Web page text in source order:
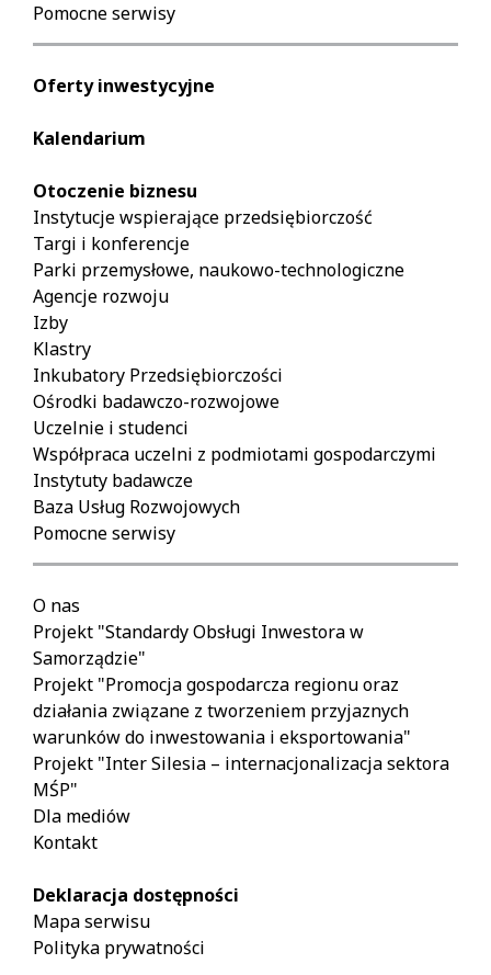
Pomocne serwisy
Oferty inwestycyjne
Kalendarium
Otoczenie biznesu
Instytucje wspierające przedsiębiorczość
Targi i konferencje
Parki przemysłowe, naukowo-technologiczne
Agencje rozwoju
Izby
Klastry
Inkubatory Przedsiębiorczości
Ośrodki badawczo-rozwojowe
Uczelnie i studenci
Współpraca uczelni z podmiotami gospodarczymi
Instytuty badawcze
Baza Usług Rozwojowych
Pomocne serwisy
O nas
Projekt "Standardy Obsługi Inwestora w
Samorządzie"
Projekt "Promocja gospodarcza regionu oraz
działania związane z tworzeniem przyjaznych
warunków do inwestowania i eksportowania"
Projekt "Inter Silesia – internacjonalizacja sektora
MŚP"
Dla mediów
Kontakt
Deklaracja dostępności
Mapa serwisu
Polityka prywatności